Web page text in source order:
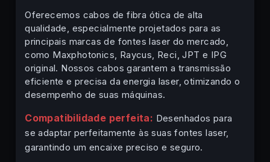
Oferecemos cabos de fibra ótica de alta
qualidade, especialmente projetados para as
principais marcas de fontes laser do mercado,
como Maxphotonics, Raycus, Reci, JPT e IPG
original. Nossos cabos garantem a transmissão
eficiente e precisa da energia laser, otimizando o
desempenho de suas máquinas.
Compatibilidade perfeita: Desenhados para
se adaptar perfeitamente às suas fontes laser,
garantindo um encaixe preciso e seguro.